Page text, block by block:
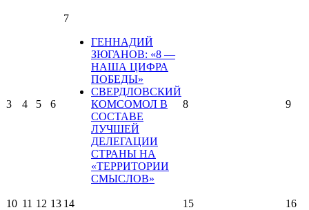
3 4 5 6
7
ГЕННАДИЙ
ЗЮГАНОВ: «8 —
НАША ЦИФРА
ПОБЕДЫ»
СВЕРДЛОВСКИЙ
КОМСОМОЛ В
СОСТАВЕ
ЛУЧШЕЙ
ДЕЛЕГАЦИИ
СТРАНЫ НА
«ТЕРРИТОРИИ
СМЫСЛОВ»
8 9
10 11 12 13 14 15
16